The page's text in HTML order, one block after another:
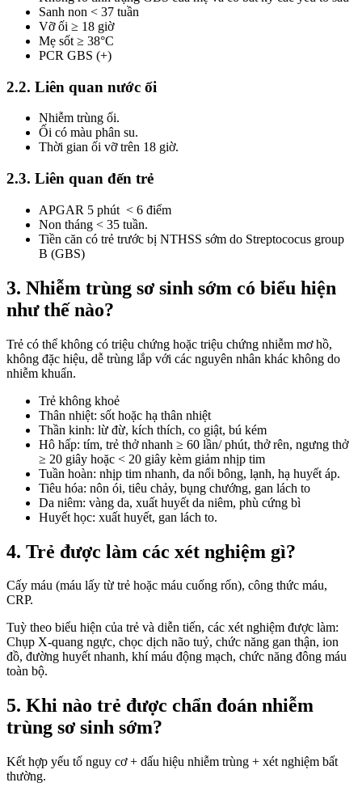
Sanh non < 37 tuần
Vỡ ối ≥ 18 giờ
Mẹ sốt ≥ 38°C
PCR GBS (+)
2.2. Liên quan nước ối
Nhiễm trùng ối.
Ối có màu phân su.
Thời gian ối vỡ trên 18 giờ.
2.3. Liên quan đến trẻ
APGAR 5 phút < 6 điểm
Non tháng < 35 tuần.
Tiền căn có trẻ trước bị NTHSS sớm do Streptococus group
B (GBS)
3. Nhiễm trùng sơ sinh sớm có biểu hiện
như thế nào?
Trẻ có thể không có triệu chứng hoặc triệu chứng nhiễm mơ hồ,
không đặc hiệu, dễ trùng lắp với các nguyên nhân khác không do
nhiễm khuẩn.
Trẻ không khoẻ
Thân nhiệt: sốt hoặc hạ thân nhiệt
Thần kinh: lừ đừ, kích thích, co giật, bú kém
Hô hấp: tím, trẻ thở nhanh ≥ 60 lần/ phút, thở rên, ngưng thở
≥ 20 giây hoặc < 20 giây kèm giảm nhịp tim
Tuần hoàn: nhịp tim nhanh, da nổi bông, lạnh, hạ huyết áp.
Tiêu hóa: nôn ói, tiêu chảy, bụng chướng, gan lách to
Da niêm: vàng da, xuất huyết da niêm, phù cứng bì
Huyết học: xuất huyết, gan lách to.
4. Trẻ được làm các xét nghiệm gì?
Cấy máu (máu lấy từ trẻ hoặc máu cuống rốn), công thức máu,
CRP.
Tuỳ theo biểu hiện của trẻ và diễn tiến, các xét nghiệm được làm:
Chụp X-quang ngực, chọc dịch não tuỷ, chức năng gan thận, ion
đồ, đường huyết nhanh, khí máu động mạch, chức năng đông máu
toàn bộ.
5. Khi nào trẻ được chẩn đoán nhiễm
trùng sơ sinh sớm?
Kết hợp yếu tố nguy cơ + dấu hiệu nhiễm trùng + xét nghiệm bất
thường.